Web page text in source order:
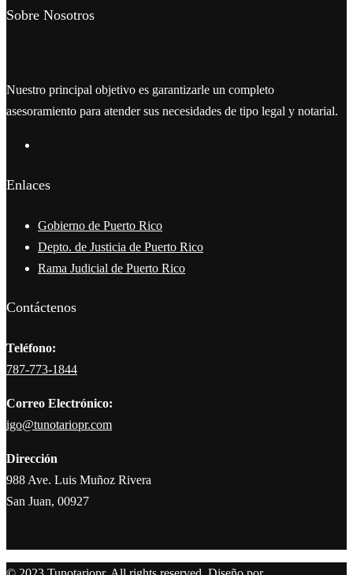
Sobre Nosotros
Nuestro principal objetivo es garantizarle un completo
asesoramiento para atender sus necesidades de tipo legal y notarial.
Enlaces
Gobierno de Puerto Rico
Depto. de Justicia de Puerto Rico
Rama Judicial de Puerto Rico
Contáctenos
Teléfono:
787-773-1844
Correo Electrónico:
igo@tunotariopr.com
Dirección
988 Ave. Luis Muñoz Rivera
San Juan, 00927